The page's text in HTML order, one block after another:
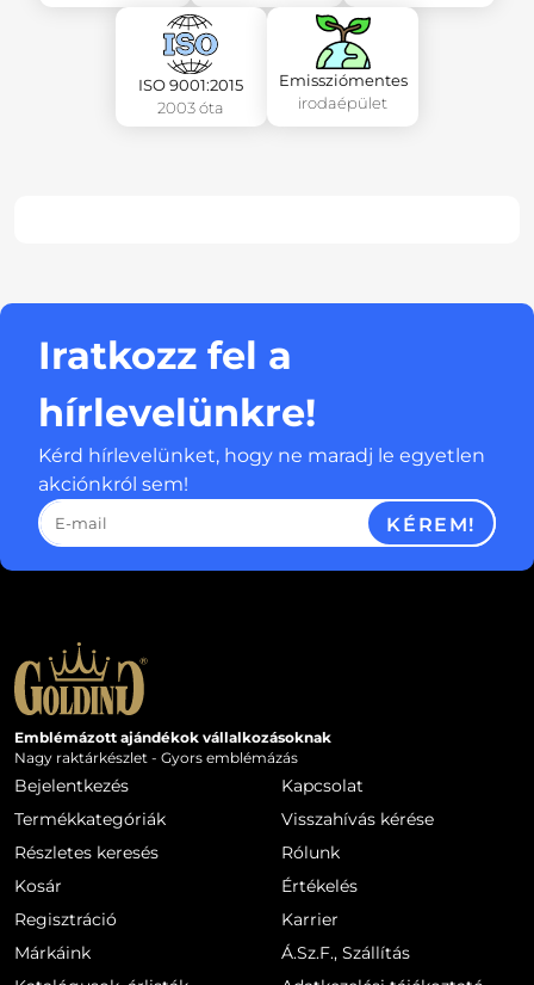
ISO 9001:2015
2003 óta
Emissziómentes
irodaépület
Iratkozz fel a
hírlevelünkre!
Kérd hírlevelünket, hogy ne maradj le egyetlen
akciónkról sem!
KÉREM!
Emblémázott ajándékok vállalkozásoknak
Nagy raktárkészlet - Gyors emblémázás
Bejelentkezés
Termékkategóriák
Részletes keresés
Kosár
Regisztráció
Kapcsolat
Visszahívás kérése
Rólunk
Értékelés
Karrier
Márkáink
Á.Sz.F., Szállítás